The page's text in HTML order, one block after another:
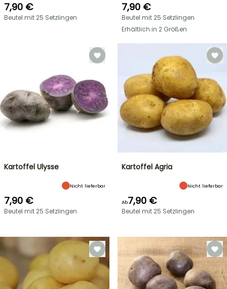
7,90 €
Beutel mit 25 Setzlingen
7,90 €
Beutel mit 25 Setzlingen
Erhältlich in 2 Größen
Kartoffel Ulysse
Nicht lieferbar
7,90 €
Beutel mit 25 Setzlingen
Kartoffel Agria
Nicht lieferbar
Ab7,90 €
Beutel mit 25 Setzlingen